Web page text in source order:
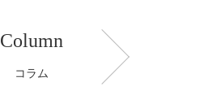
Column
コラム